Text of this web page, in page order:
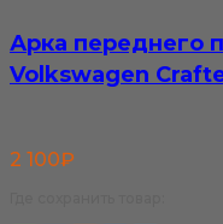
Арка переднего
Volkswagen
2 100₽